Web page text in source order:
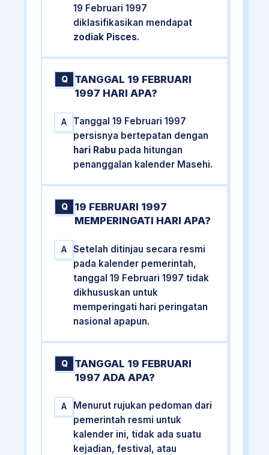
19 Februari 1997
diklasifikasikan mendapat
zodiak Pisces.
Q
TANGGAL 19 FEBRUARI
1997 HARI APA?
A
Tanggal 19 Februari 1997
persisnya bertepatan dengan
hari Rabu pada hitungan
penanggalan kalender Masehi.
Q
19 FEBRUARI 1997
MEMPERINGATI HARI APA?
A
Setelah ditinjau secara resmi
pada kalender pemerintah,
tanggal 19 Februari 1997 tidak
dikhususkan untuk
memperingati hari peringatan
nasional apapun.
Q
TANGGAL 19 FEBRUARI
1997 ADA APA?
A
Menurut rujukan pedoman dari
pemerintah resmi untuk
kalender ini, tidak ada suatu
kejadian, festival, atau